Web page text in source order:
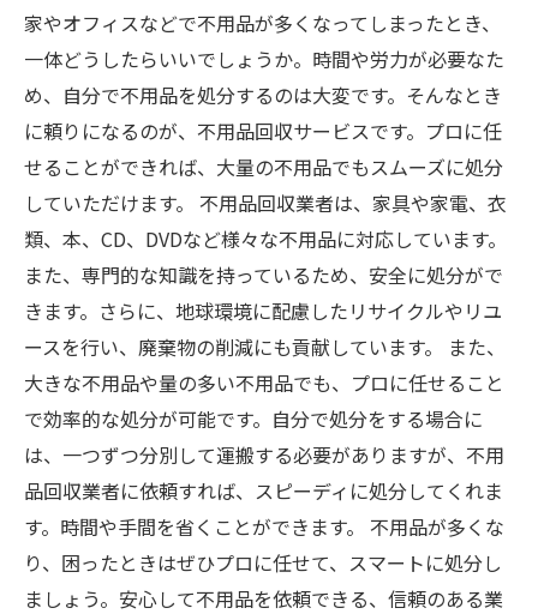
家やオフィスなどで不用品が多くなってしまったとき、
一体どうしたらいいでしょうか。時間や労力が必要なた
め、自分で不用品を処分するのは大変です。そんなとき
に頼りになるのが、不用品回収サービスです。プロに任
せることができれば、大量の不用品でもスムーズに処分
していただけます。 不用品回収業者は、家具や家電、衣
類、本、CD、DVDなど様々な不用品に対応しています。
また、専門的な知識を持っているため、安全に処分がで
きます。さらに、地球環境に配慮したリサイクルやリユ
ースを行い、廃棄物の削減にも貢献しています。 また、
大きな不用品や量の多い不用品でも、プロに任せること
で効率的な処分が可能です。自分で処分をする場合に
は、一つずつ分別して運搬する必要がありますが、不用
品回収業者に依頼すれば、スピーディに処分してくれま
す。時間や手間を省くことができます。 不用品が多くな
り、困ったときはぜひプロに任せて、スマートに処分し
ましょう。安心して不用品を依頼できる、信頼のある業